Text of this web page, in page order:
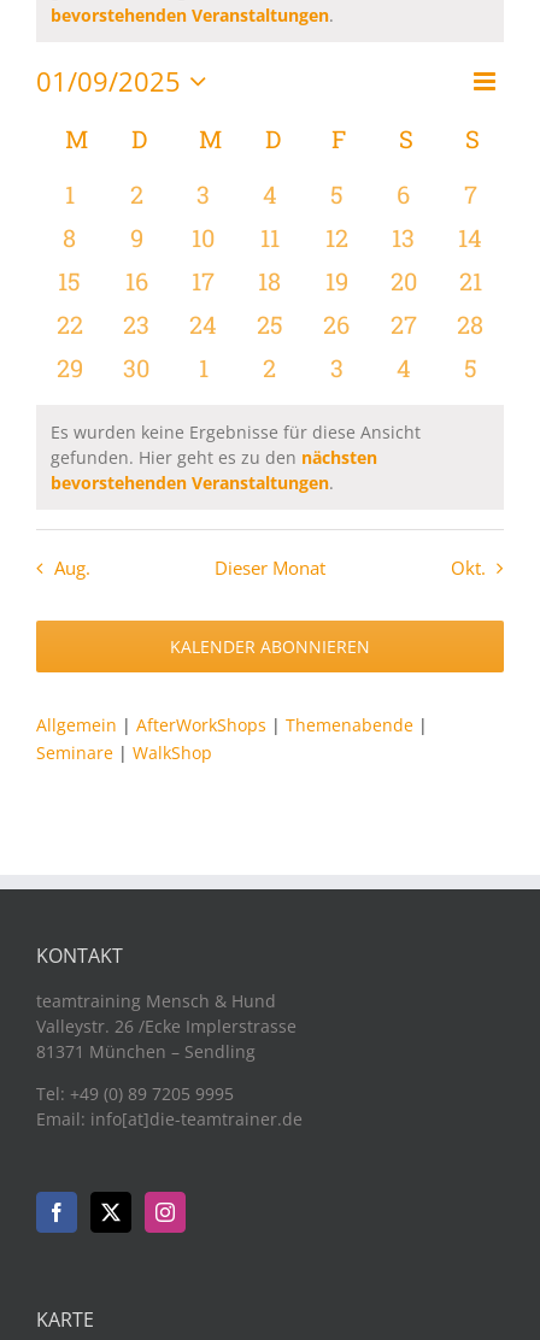
bevorstehenden Veranstaltungen.
Monat
01/09/2025
wählen.
Kalender
von
Veranstaltungen
MMONTAG
D DIENSTAG
MMITTWOCH
D DONNERSTAG
F FREITAG
S SAMSTAG
S
0
Veranstaltungen
1
0
Veranstaltungen
2
0
Veranstaltungen
3
0
Veranstaltungen
4
0
Veranstaltungen
5
0
6
0
7
0
Veranstaltungen
8
0
Veranstaltungen
9
0
Veranstaltungen
10
0
Veranstaltungen
11
0
Veranstaltungen
12
0
13
0
14
0
Veranstaltungen
15
0
Veranstaltungen
16
0
Veranstaltungen
17
0
Veranstaltungen
18
0
Veranstaltungen
19
0
20
0
21
0
Veranstaltungen
22
0
Veranstaltungen
23
0
Veranstaltungen
24
0
Veranstaltungen
25
0
Veranstaltungen
26
0
27
0
28
0
29
0
30
0
1
0
2
0
3
0
4
0
5
Hinweis
Es wurden keine Ergebnisse für diese Ansicht
gefunden. Hier geht es zu den nächsten
bevorstehenden Veranstaltungen.
Aug. Dieser Monat Okt.
KALENDER ABONNIEREN
Allgemein | AfterWorkShops | Themenabende |
Seminare | WalkShop
KONTAKT
teamtraining Mensch & Hund
Valleystr. 26 /Ecke Implerstrasse
81371 München – Sendling
Tel: +49 (0) 89 7205 9995
Email: info[at]die-teamtrainer.de
KARTE